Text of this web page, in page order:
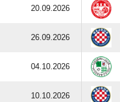
20.09.2026
26.09.2026
04.10.2026
10.10.2026